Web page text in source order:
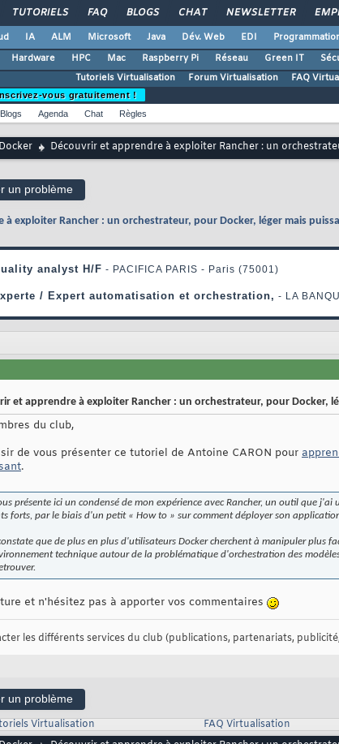
TUTORIELS FAQ BLOGS CHAT NEWSLETTER
IA ALM Microsoft Java Dév. Web EDI
Hardware HPC Mac Raspberry Pi Réseau Green IT
Tutoriels Virtualisation
Forum Virtualisation FAQ
vous gratuitement !
Blogs Agenda Chat Règles
Docker Découvrir et apprendre à exploiter Rancher : un
un problème
à exploiter Rancher : un orchestrateur, pour Docker, léger mais
et apprendre à exploiter Rancher : un orchestrateur, pour Docker,
du club,
de vous présenter ce tutoriel de Antoine CARON pour
.
présente ici un condensé de mon expérience avec Rancher, un outil que
forts, par le biais d'un petit « How to » sur comment déployer son
que de plus en plus d'utilisateurs Docker cherchent à manipuler plus
technique autour de la problématique d'orchestration des
et n'hésitez pas à apporter vos commentaires
les différents services du club (publications, partenariats,
un problème
Virtualisation FAQ Virtualisation